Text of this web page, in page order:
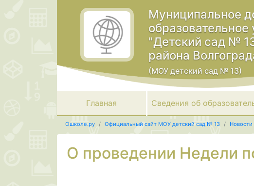
Муниципальное
"Детский сад №
района
(МОУ детский сад № 13)
Главная Сведения об
Ошколе.ру Официальный сайт МОУ детский сад № 13 Новости
О проведении Недели